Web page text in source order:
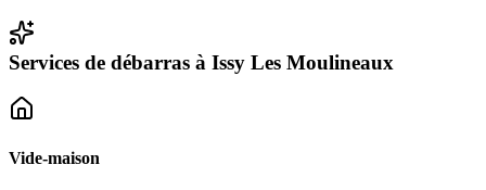
Services de débarras à Issy Les Moulineaux
Vide-maison